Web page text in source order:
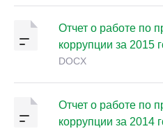
Отчет о работе по
коррупции за 2015
DOCX
Отчет о работе по
коррупции за 2014